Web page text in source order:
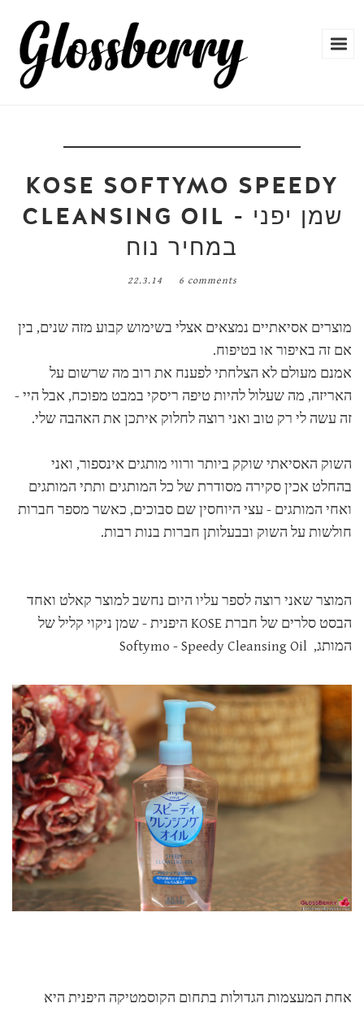
KOSE SOFTYMO SPEEDY
CLEANSING OIL - שמן יפני
במחיר נוח
22.3.14 6 comments
מוצרים אסיאתיים נמצאים אצלי בשימוש קבוע מזה שנים, בין
אם זה באיפור או בטיפוח.
אמנם מעולם לא הצלחתי לפענח את רוב מה שרשום על
האריזה, מה שעלול להיות טיפה ריסקי במבט מפוכח, אבל היי -
זה עשה לי רק טוב ואני רוצה לחלוק איתכן את האהבה שלי.
השוק האסיאתי שוקק ביותר ורווי מותגים אינספור, ואני
בהחלט אכין סקירה מסודרת של כל המותגים ותתי המותגים
ואחי המותגים - עצי היוחסין שם סבוכים, כאשר מספר חברות
חולשות על השוק ובבעלותן חברות בנות רבות.
המוצר שאני רוצה לספר עליו היום נחשב למוצר קאלט ואחד
הבסט סלרים של חברת KOSE היפנית - שמן ניקוי קליל של
המותג, Softymo - Speedy Cleansing Oil
אחת המעצמות הגדולות בתחום הקוסמטיקה היפנית היא